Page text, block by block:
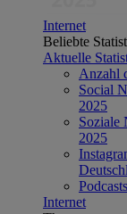
Internet
Beliebte
Aktuelle
Anzahl
Social
2025
Soziale
2025
Internet